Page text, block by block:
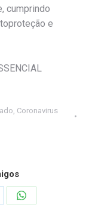
cumprindo
e
, Coronavirus